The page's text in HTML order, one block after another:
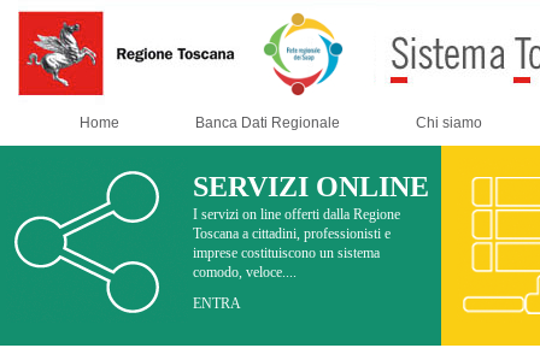
Home Banca Dati Regionale Chi siamo
SERVIZI ONLINE
I servizi on line offerti dalla Regione
Toscana a cittadini, professionisti e
imprese costituiscono un sistema
comodo, veloce....
ENTRA